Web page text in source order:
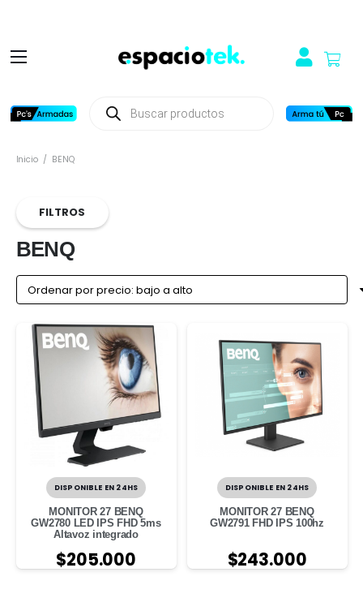
productos
Inicio / BENQ
FILTROS
BENQ
DISPONIBLE EN 24HS
MONITOR 27 BENQ
GW2780 LED IPS FHD 5ms
Altavoz integrado
$205.000
DISPONIBLE EN 24HS
MONITOR 27 BENQ
GW2791 FHD IPS 100hz
$243.000